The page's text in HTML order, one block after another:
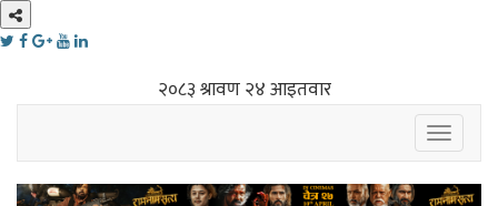
Toggle